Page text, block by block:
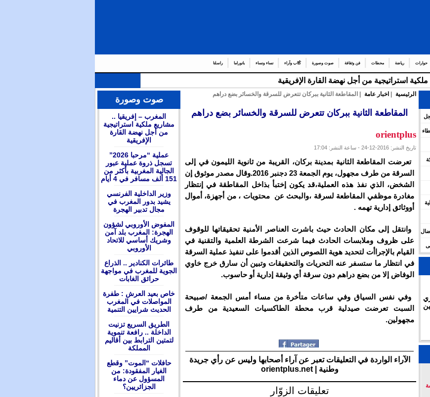
حوارات رياضة محطات فن وثقافة صوت وصورة كُتّاب وآراء نساء ونساء بانوراما راسلنا
استراتيجية من أجل نهضة القارة الإفريقية
الرئيسية اخبار عامة | المقاطعة الثانية ببركان تتعرض للسرقة والخسائر بضع دراهم
المقاطعة الثانية ببركان تتعرض للسرقة والخسائر بضع دراهم
orientplus
تاريخ النشر: 2016-12-24 - ساعة النشر: 17:04
تعرضت المقاطعة الثانية بمدينة بركان، القريبة من ثانوية الليمون في إلى
السرقة من طرف مجهول، يوم الجمعة 23 دجنبر 2016.وقال مصدر موثوق إن
الشخض، الذي نفذ هذه العملية،قد يكون إختبأ بذاخل المقاطقة في إنتظار
مغادرة موظفي المقاطعة لسرقة ،والبحث عن محتويات ، من أجهزة، أموال
أووثائق إدارية تهمه .
وانتقل إلى مكان الحادث حيث باشرت العناصر الأمنية تحقيقاتها للوقوف
على ظروف وملابسات الحادث فيما شرعت الشرطة العلمية والتقنية في
القيام بالإجراأت لتحديد هوية اللصوص الذين أقدموا على تنفيذ عملية السرقة
في انتظار ما ستسفر عنه التحريات والتحقيقات وتبين أن سارق خرج خاوي
الوفاض إلا من بضع دراهم دون سرقة أي وثيقة إدارية أو حاسوب.
وفي نفس السياق وفي ساعات متأخرة من مساء أمس الجمعة /صبيحة
السبت تعرضت صيدلية قرب محطة الطاكسيات السعيدية من طرف
مجهولين.
الآراء الواردة في التعليقات تعبر عن آراء أصحابها وليس عن رأي جريدة
وطنية | orientplus.net
تعليقات الزوّار
صوت وصورة
المغرب – إفريقيا ..
مشاريع ملكية استراتيجية
من أجل نهضة القارة
الإفريقية
عملية “مرحبا 2026”
تسجل ذروة عملية عبور
الجالية المغربية بأكثر من
151 ألف مسافر في 4 أيام
وزير الداخلية الفرنسي
يشيد بدور المغرب في
مجال تدبير الهجرة
المفوض الأوروبي لشؤون
الهجرة: المغرب بلد آمن
وشريك أساسي للاتحاد
الأوروبي
طائرات الكنادير .. الذراع
الجوية للمغرب في مواجهة
حرائق الغابات
ﺧﺎﺹ ﺑﻌﻴﺪ ﺍﻟﻌﺮﺵ : ﻃﻔﺮﺓ
ﺍﻟﻤﻮﺍﺻﻼﺕ ﻓﻲ ﺍﻟﻤﻐﺮﺏ
ﺍﻟﺤﺪﻳﺚ ﺷﺮﺍﻳﻴﻦ ﺍﻟﺘﻨﻤﻴﺔ
الطريق السريع تزنيت
الداخلة .. رافعة تنموية
لتمتين الترابط بين أقاليم
المملكة
حافلات “الموت” وقطع
الغيار المفقودة: من
المسؤول عن دماء
الجزائريين؟